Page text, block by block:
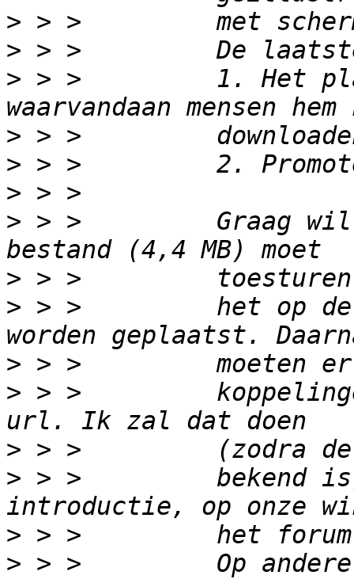
>
>
> > >         1. Het
>
>
>
> > >         Graag wil
>
> > >         het op de
>
> > >
>
> > >         bekend
>
> > >         Op